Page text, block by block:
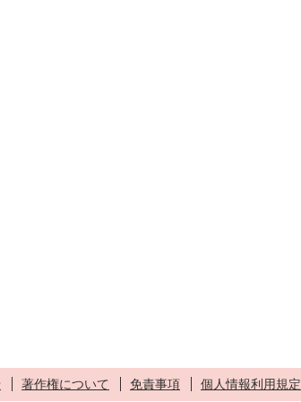
著作権について 免責事項 個人情報利用規定